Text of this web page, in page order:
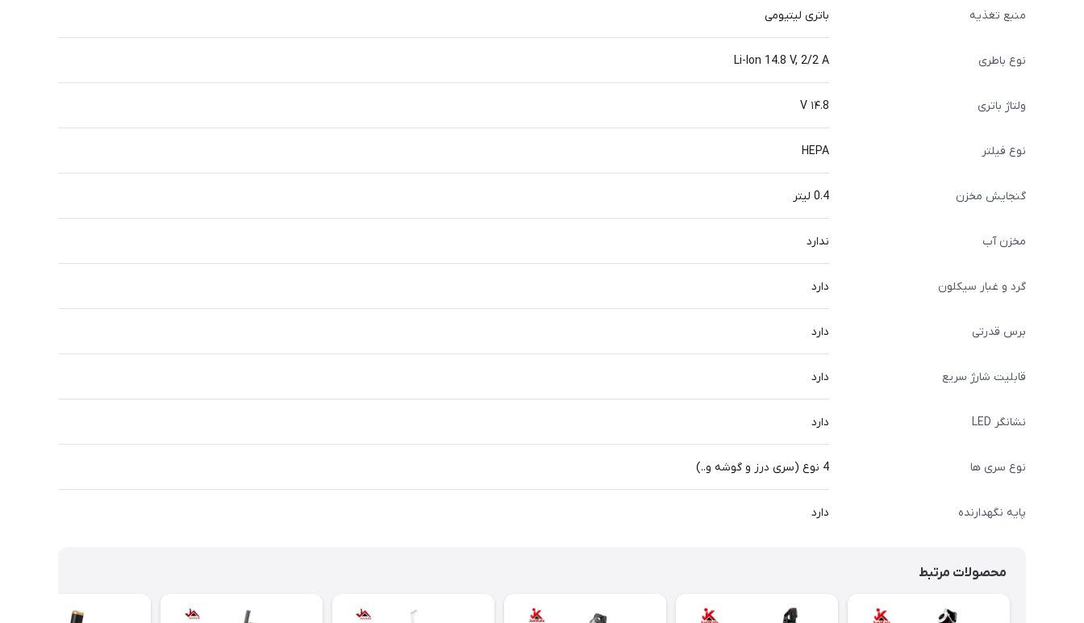
منبع تغذیه باتری لیتیومی
نوع باطری Li-Ion 14.8 V, 2/2 A
ولتاژ باتری ۱۴.8 V
نوع فیلتر HEPA
گنجایش مخزن 0.4 لیتر
مخزن آب ندارد
گرد و غبار سیکلون دارد
برس قدرتی دارد
قابلیت شارژ سریع دارد
نشانگر LED دارد
نوع سری ها 4 نوع (سری درز و گوشه و..)
پایه نگهدارنده دارد
محصولات مرتبط